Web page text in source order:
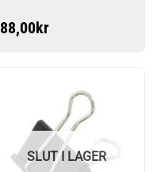
88,00kr
SLUT I LAGER